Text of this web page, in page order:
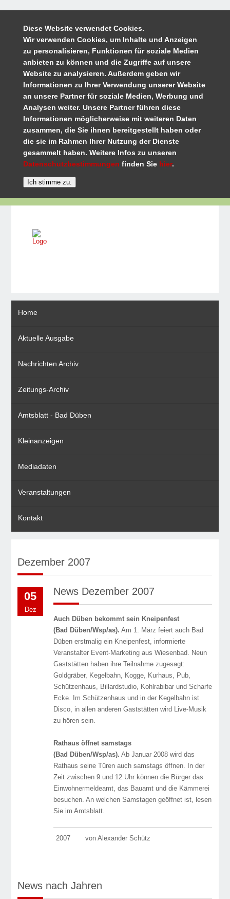
Diese Website verwendet Cookies.
Wir verwenden Cookies, um Inhalte und Anzeigen
zu personalisieren, Funktionen für soziale Medien
anbieten zu können und die Zugriffe auf unsere
Website zu analysieren. Außerdem geben wir
Informationen zu Ihrer Verwendung unserer Website
an unsere Partner für soziale Medien, Werbung und
Analysen weiter. Unsere Partner führen diese
Informationen möglicherweise mit weiteren Daten
zusammen, die Sie ihnen bereitgestellt haben oder
die sie im Rahmen Ihrer Nutzung der Dienste
gesammelt haben. Weitere Infos zu unseren
Datenschutzbestimmungen finden Sie hier.
Home
Aktuelle Ausgabe
Nachrichten Archiv
Zeitungs-Archiv
Amtsblatt - Bad Düben
Kleinanzeigen
Mediadaten
Veranstaltungen
Kontakt
Dezember 2007
05
Dez
News Dezember 2007
Auch Düben bekommt sein Kneipenfest
(Bad Düben/Wsp/as). Am 1. März feiert auch Bad
Düben erstmalig ein Kneipenfest, informierte
Veranstalter Event-Marketing aus Wiesenbad. Neun
Gaststätten haben ihre Teilnahme zugesagt:
Goldgräber, Kegelbahn, Kogge, Kurhaus, Pub,
Schützenhaus, Billardstudio, Kohlrabibar und Scharfe
Ecke. Im Schützenhaus und in der Kegelbahn ist
Disco, in allen anderen Gaststätten wird Live-Musik
zu hören sein.
Rathaus öffnet samstags
(Bad Düben/Wsp/as). Ab Januar 2008 wird das
Rathaus seine Türen auch samstags öffnen. In der
Zeit zwischen 9 und 12 Uhr können die Bürger das
Einwohnermeldeamt, das Bauamt und die Kämmerei
besuchen. An welchen Samstagen geöffnet ist, lesen
Sie im Amtsblatt.
2007 von Alexander Schütz
News nach Jahren